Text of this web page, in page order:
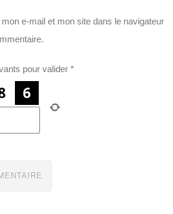
e-mail et mon site dans le navigateur
pour valider *